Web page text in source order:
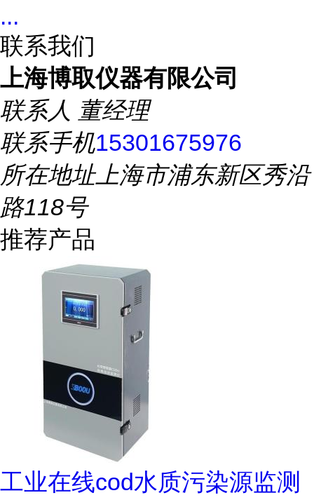
...
联系我们
上海博取仪器有限公司
联系人 董经理
联系手机15301675976
所在地址上海市浦东新区秀沿
路118号
推荐产品
工业在线cod水质污染源监测